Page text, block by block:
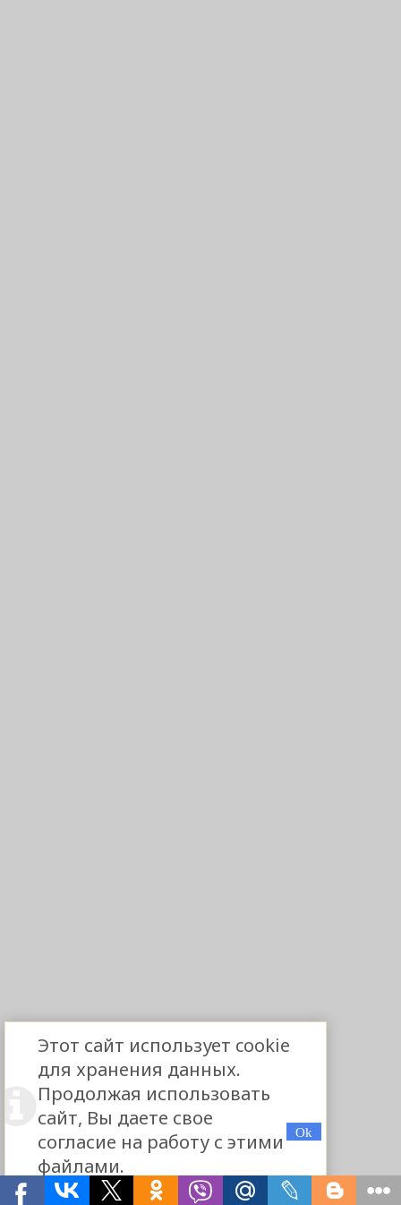
Этот сайт использует cookie
для хранения данных.
Продолжая использовать
сайт, Вы даете свое
согласие на работу с этими
файлами.